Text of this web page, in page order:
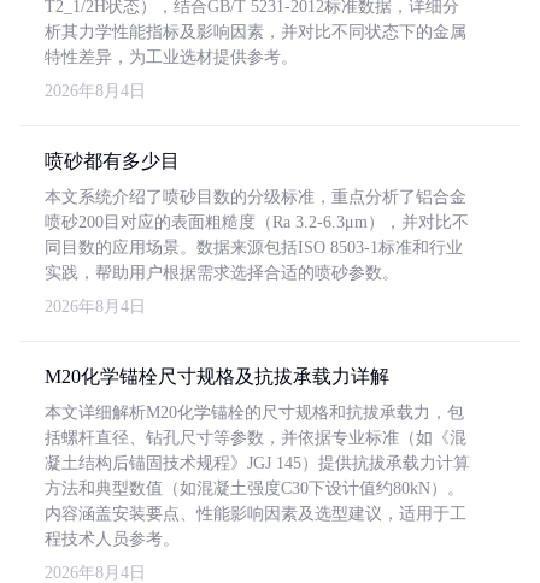
T2_1/2H状态），结合GB/T 5231-2012标准数据，详细分
析其力学性能指标及影响因素，并对比不同状态下的金属
特性差异，为工业选材提供参考。
2026年8月4日
喷砂都有多少目
本文系统介绍了喷砂目数的分级标准，重点分析了铝合金
喷砂200目对应的表面粗糙度（Ra 3.2-6.3μm），并对比不
同目数的应用场景。数据来源包括ISO 8503-1标准和行业
实践，帮助用户根据需求选择合适的喷砂参数。
2026年8月4日
M20化学锚栓尺寸规格及抗拔承载力详解
本文详细解析M20化学锚栓的尺寸规格和抗拔承载力，包
括螺杆直径、钻孔尺寸等参数，并依据专业标准（如《混
凝土结构后锚固技术规程》JGJ 145）提供抗拔承载力计算
方法和典型数值（如混凝土强度C30下设计值约80kN）。
内容涵盖安装要点、性能影响因素及选型建议，适用于工
程技术人员参考。
2026年8月4日